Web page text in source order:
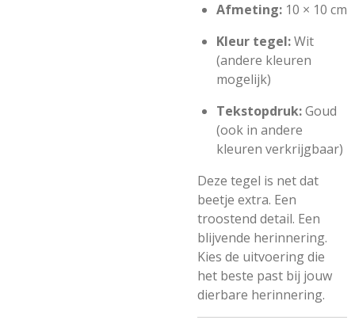
Afmeting: 10 × 10 cm
Kleur tegel:Wit
(andere kleuren
mogelijk)
Tekstopdruk:Goud
(ook in andere
kleuren verkrijgbaar)
Deze tegel is net dat
beetje extra. Een
troostend detail. Een
blijvende herinnering.
Kies de uitvoering die
het beste past bij jouw
dierbare herinnering.